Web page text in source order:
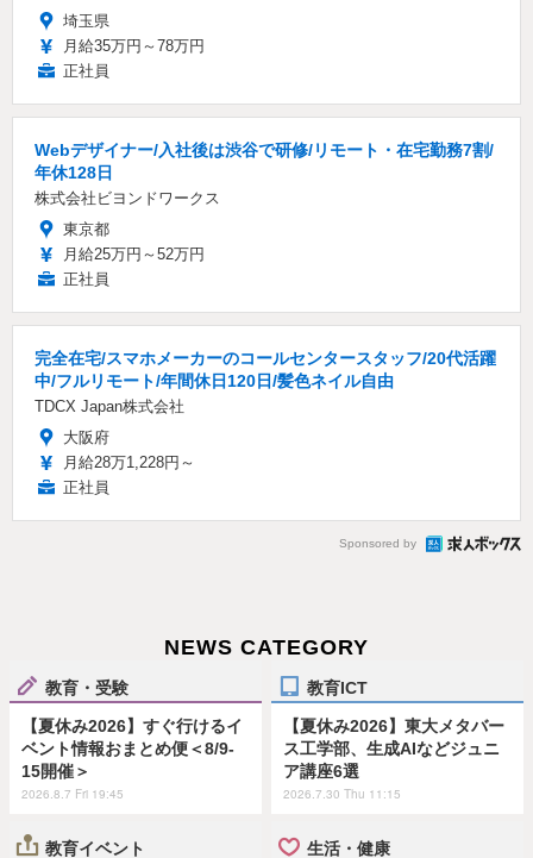
埼玉県
月給35万円～78万円
正社員
Webデザイナー/入社後は渋谷で研修/リモート・在宅勤務7割/
年休128日
株式会社ビヨンドワークス
東京都
月給25万円～52万円
正社員
完全在宅/スマホメーカーのコールセンタースタッフ/20代活躍
中/フルリモート/年間休日120日/髪色ネイル自由
TDCX Japan株式会社
大阪府
月給28万1,228円～
正社員
Sponsored by
NEWS CATEGORY
教育・受験
【夏休み2026】すぐ行けるイ
ベント情報おまとめ便＜8/9-
15開催＞
2026.8.7 Fri 19:45
教育ICT
【夏休み2026】東大メタバー
ス工学部、生成AIなどジュニ
ア講座6選
2026.7.30 Thu 11:15
教育イベント 生活・健康